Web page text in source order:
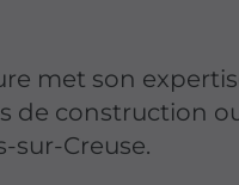
met son
de construction
sur-Creuse.